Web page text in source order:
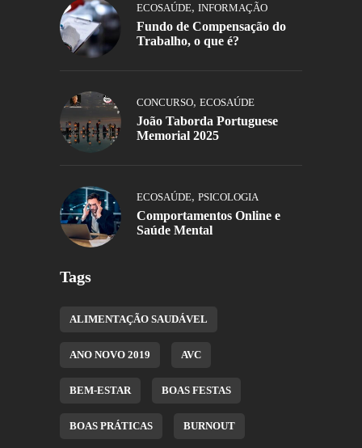
ECOSAÚDE, INFORMAÇÃO
Fundo de Compensação do
Trabalho, o que é?
CONCURSO, ECOSAÚDE
João Taborda Portuguese
Memorial 2025
ECOSAÚDE, PSICOLOGIA
Comportamentos Online e
Saúde Mental
Tags
ALIMENTAÇÃO SAUDÁVEL
ANO NOVO 2019 AVC
BEM-ESTAR BOAS FESTAS
BOAS PRÁTICAS BURNOUT